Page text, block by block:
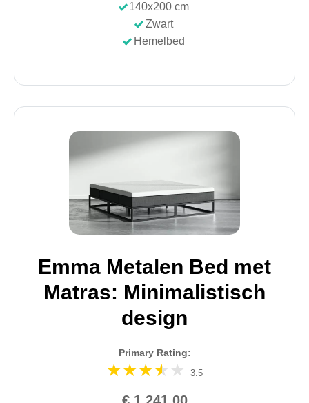
140x200 cm
Zwart
Hemelbed
Emma Metalen Bed met
Matras: Minimalistisch
design
Primary Rating:
3.5